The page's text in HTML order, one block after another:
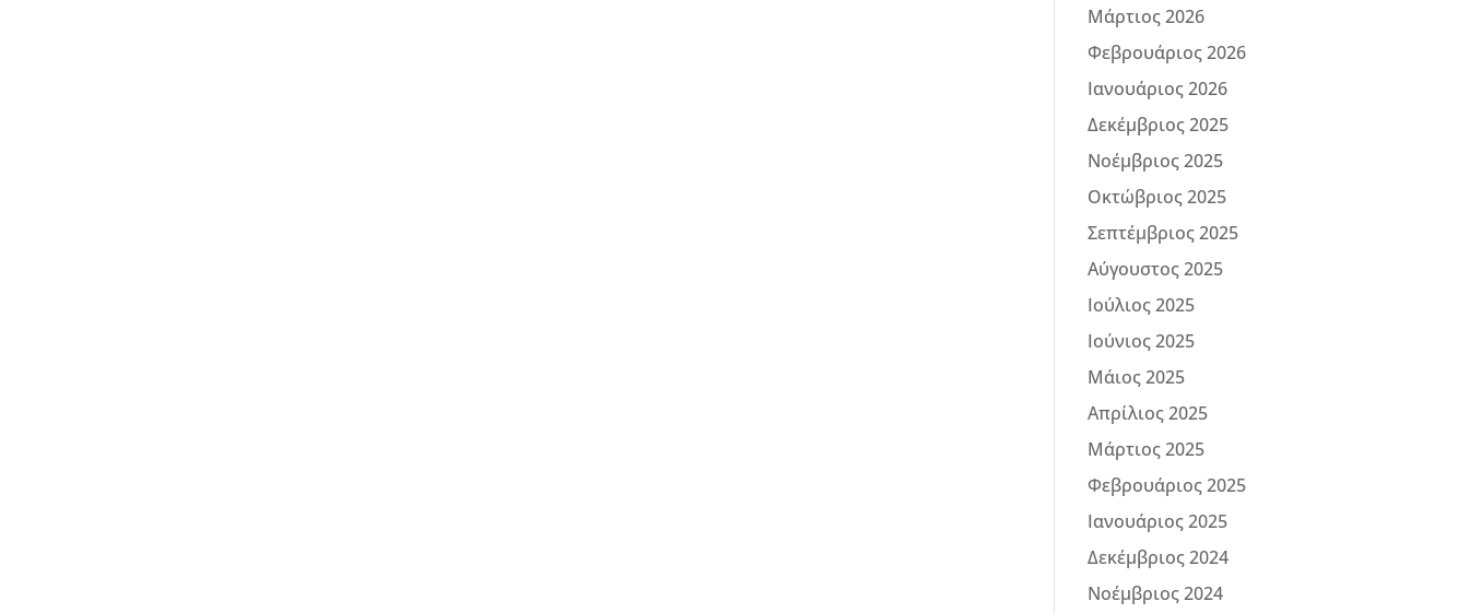
Μάρτιος 2026
Φεβρουάριος 2026
Ιανουάριος 2026
Δεκέμβριος 2025
Νοέμβριος 2025
Οκτώβριος 2025
Σεπτέμβριος 2025
Αύγουστος 2025
Ιούλιος 2025
Ιούνιος 2025
Μάιος 2025
Απρίλιος 2025
Μάρτιος 2025
Φεβρουάριος 2025
Ιανουάριος 2025
Δεκέμβριος 2024
Νοέμβριος 2024